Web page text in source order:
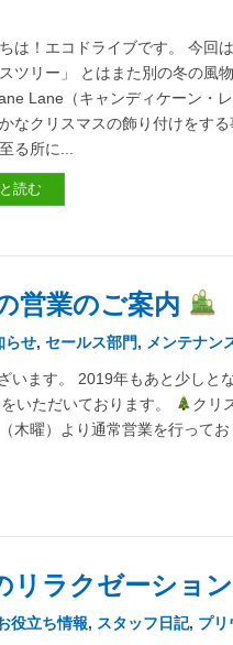
は！エコドライブです。 今回
ツリー」 とはまた別の冬の風
Lane（キャンディケーン・
なクリスマスの飾り付けをす
る所に...
読む
営業のご案内
らせ, セールス部門, メンテナン
ます。 2019年もあと少しと
いただいております。
クリ
曜）より通常営業を行ってお
ラクゼーション
役立ち情報, スタッフ日記, プリ